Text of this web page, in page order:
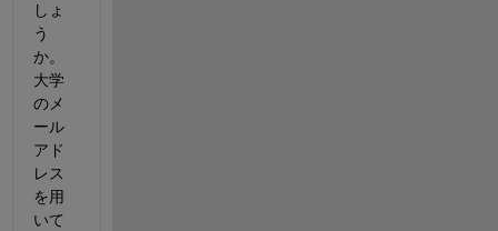
しょ
う
か。
大学
のメ
ール
アド
レス
を用
いて